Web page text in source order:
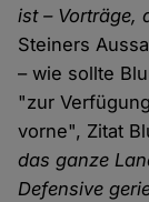
ist – Vorträge,
Steiners
– wie sollte
"zur
vorne", Zitat
das ganze
Defensive